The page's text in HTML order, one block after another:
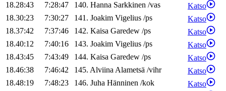
18.28:43
7:28:47 140. Hanna Sarkkinen /vas
Katso
18.30:23
7:30:27 141. Joakim Vigelius /ps
Katso
18.37:42
7:37:46 142. Kaisa Garedew /ps
Katso
18.40:12
7:40:16 143. Joakim Vigelius /ps
Katso
18.43:45
7:43:49 144. Kaisa Garedew /ps
Katso
18.46:38
7:46:42 145. AlviinaAlametsä /vihr
Katso
18.48:19
7:48:23 146. Juha Hänninen /kok
Katso